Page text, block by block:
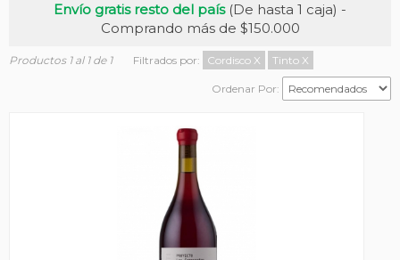
Envío gratis resto del país(De hasta 1 caja) -
Comprando más de $150.000
Productos 1 al 1 de 1 Filtrados por: Cordisco X Tinto X
Ordenar Por: